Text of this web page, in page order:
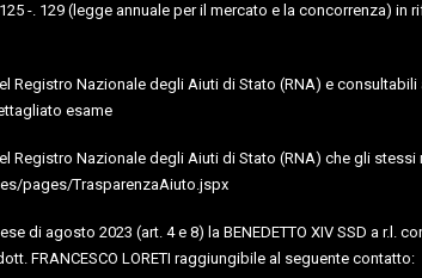
-. 129 (legge annuale per il mercato e la concorrenza) in
Nazionale degli Aiuti di Stato (RNA) e consultabili
esame
Nazionale degli Aiuti di Stato (RNA) che gli stessi
pages/TrasparenzaAiuto.jspx
di agosto 2023 (art. 4 e 8) la BENEDETTO XIV SSD a r.l.
FRANCESCO LORETI raggiungibile al seguente contatto: